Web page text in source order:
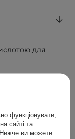
для
функціонувати,
сайті та
Нижче ви можете